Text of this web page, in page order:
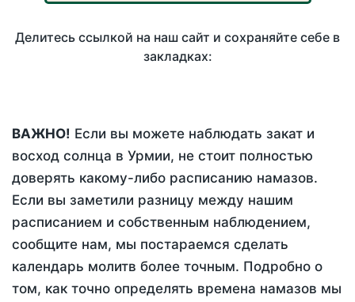
Делитесь ссылкой на наш сайт и сохраняйте себе в
закладках:
ВАЖНО! Если вы можете наблюдать закат и
восход солнца в Урмии, не стоит полностью
доверять какому-либо расписанию намазов.
Если вы заметили разницу между нашим
расписанием и собственным наблюдением,
сообщите нам, мы постараемся сделать
календарь молитв более точным. Подробно о
том, как точно определять времена намазов мы